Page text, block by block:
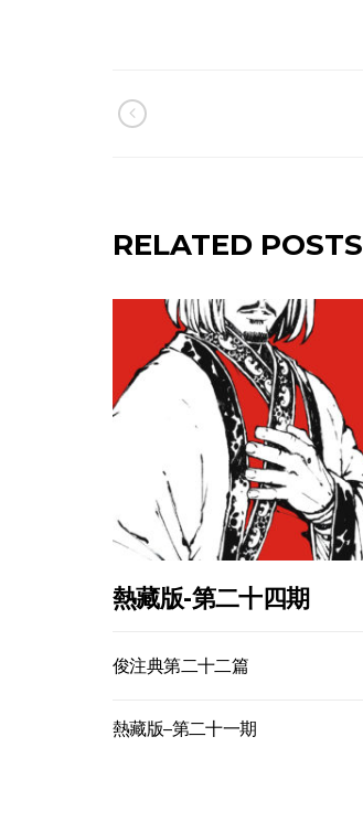
RELATED POSTS
熱藏版-第二十四期
俊注典第二十二篇
熱藏版–第二十一期